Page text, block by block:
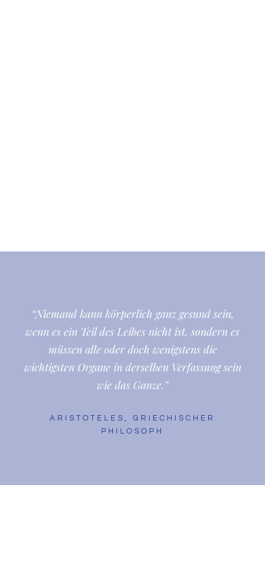
“Niemand kann körperlich ganz gesund sein,
wenn es ein Teil des Leibes nicht ist, sondern es
müssen alle oder doch wenigstens die
wichtigsten Organe in derselben Verfassung sein
wie das Ganze.”
ARISTOTELES, GRIECHISCHER
PHILOSOPH